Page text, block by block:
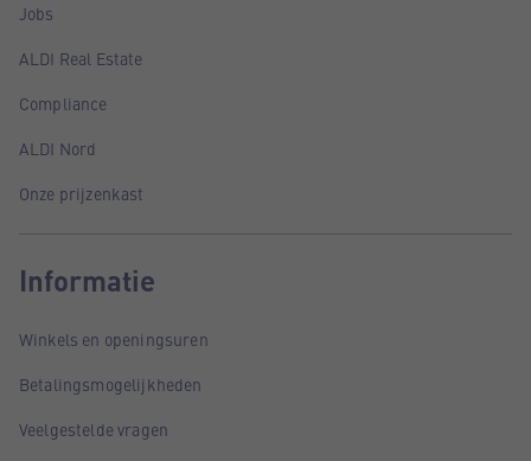
Jobs
ALDI Real Estate
Compliance
ALDI Nord
Onze prijzenkast
Informatie
Winkels en openingsuren
Betalingsmogelijkheden
Veelgestelde vragen